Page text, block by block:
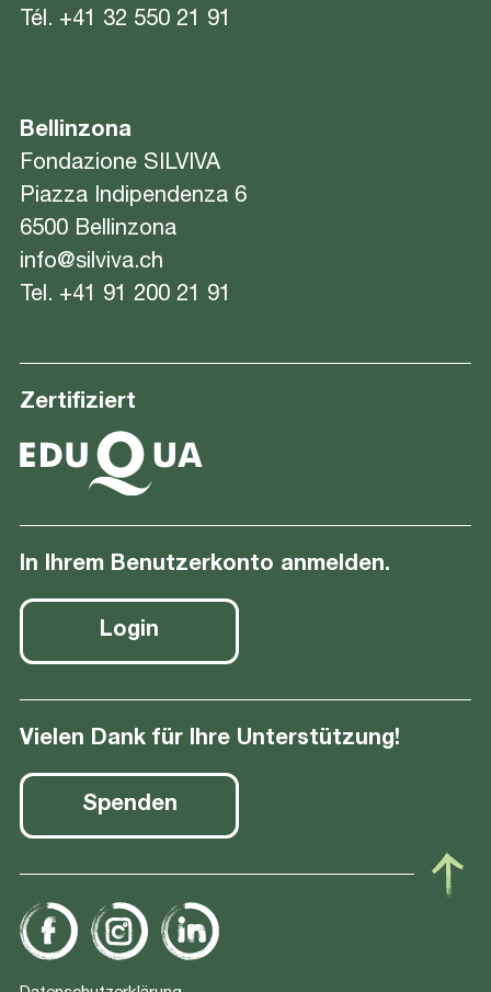
Tél. +41 32 550 21 91
Bellinzona
Fondazione SILVIVA
Piazza Indipendenza 6
6500 Bellinzona
info@silviva.ch
Tel. +41 91 200 21 91
Zertifiziert
In Ihrem Benutzerkonto anmelden.
Login
Vielen Dank für Ihre Unterstützung!
Spenden